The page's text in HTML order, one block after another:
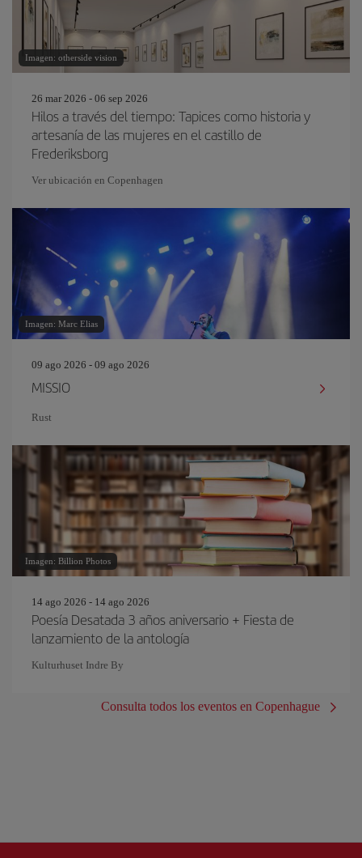
Imagen: otherside vision
26 mar 2026 - 06 sep 2026
Hilos a través del tiempo: Tapices como historia y
artesanía de las mujeres en el castillo de
Frederiksborg
Ver ubicación en Copenhagen
Imagen: Marc Elias
09 ago 2026 - 09 ago 2026
MISSIO
Rust
Imagen: Billion Photos
14 ago 2026 - 14 ago 2026
Poesía Desatada 3 años aniversario + Fiesta de
lanzamiento de la antología
Kulturhuset Indre By
Consulta todos los eventos en Copenhague